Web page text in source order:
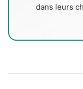
dans leurs